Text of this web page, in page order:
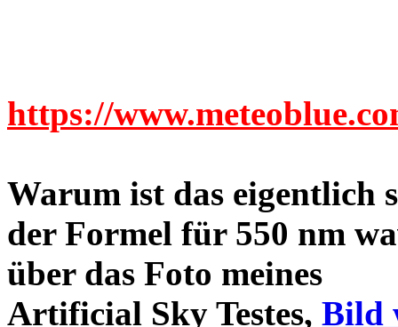
https://
Warum ist das eigentlich
der Formel für 550 nm
über das Foto meines
Artificial Sky Testes, Bild